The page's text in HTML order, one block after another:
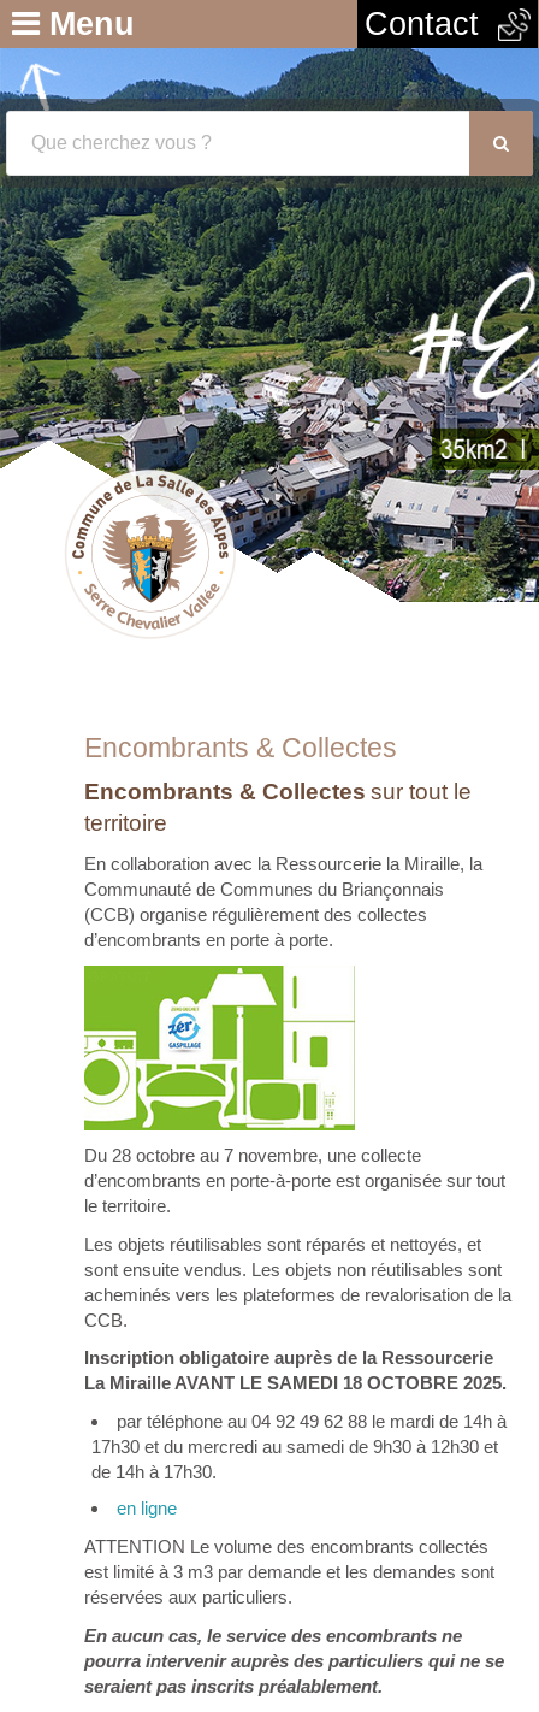
Contact
Menu
Encombrants & Collectes
Encombrants & Collectes sur tout le
territoire
En collaboration avec la Ressourcerie la Miraille, la
Communauté de Communes du Briançonnais
(CCB) organise régulièrement des collectes
d’encombrants en porte à porte.
Du 28 octobre au 7 novembre, une collecte
d’encombrants en porte-à-porte est organisée sur tout
le territoire.
Les objets réutilisables sont réparés et nettoyés, et
sont ensuite vendus. Les objets non réutilisables sont
acheminés vers les plateformes de revalorisation de la
CCB.
Inscription obligatoire auprès de la Ressourcerie
La Miraille AVANT LE SAMEDI 18 OCTOBRE 2025.
par téléphone au 04 92 49 62 88 le mardi de 14h à
17h30 et du mercredi au samedi de 9h30 à 12h30 et
de 14h à 17h30.
en ligne
ATTENTION Le volume des encombrants collectés
est limité à 3 m3 par demande et les demandes sont
réservées aux particuliers.
En aucun cas, le service des encombrants ne
pourra intervenir auprès des particuliers qui ne se
seraient pas inscrits préalablement.